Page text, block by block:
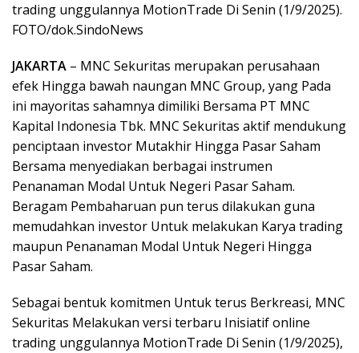
trading unggulannya MotionTrade Di Senin (1/9/2025).
FOTO/dok.SindoNews
JAKARTA – MNC Sekuritas merupakan perusahaan
efek Hingga bawah naungan MNC Group, yang Pada
ini mayoritas sahamnya dimiliki Bersama PT MNC
Kapital Indonesia Tbk. MNC Sekuritas aktif mendukung
penciptaan investor Mutakhir Hingga Pasar Saham
Bersama menyediakan berbagai instrumen
Penanaman Modal Untuk Negeri Pasar Saham.
Beragam Pembaharuan pun terus dilakukan guna
memudahkan investor Untuk melakukan Karya trading
maupun Penanaman Modal Untuk Negeri Hingga
Pasar Saham.
Sebagai bentuk komitmen Untuk terus Berkreasi, MNC
Sekuritas Melakukan versi terbaru Inisiatif online
trading unggulannya MotionTrade Di Senin (1/9/2025),